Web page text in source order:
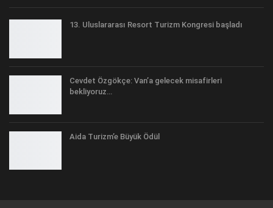
13. Uluslararası Resort Turizm Kongresi başladı
Cevdet Özgökçe: Van’a gelecek misafirleri
bekliyoruz…
Aida Turizm’e Büyük Ödül